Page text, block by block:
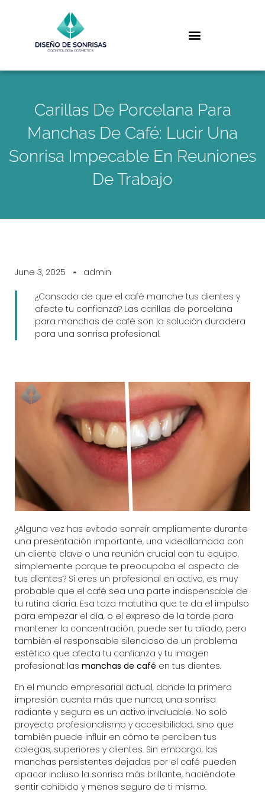
Carillas De Porcelana Para
Manchas De Café: Lucir Una
Sonrisa Impecable En Reuniones
De Trabajo
June 3, 2025 admin
¿Cansado de que el café manche tus dientes y
afecte tu confianza? Las carillas de porcelana
para manchas de café son la solución duradera
para una sonrisa profesional.
¿Alguna vez has evitado sonreír ampliamente durante
una presentación importante, una videollamada con
un cliente clave o una reunión crucial con tu equipo,
simplemente porque te preocupaba el aspecto de
tus dientes? Si eres un profesional en activo, es muy
probable que el café sea una parte indispensable de
tu rutina diaria. Esa taza matutina que te da el impulso
para empezar el día, o el expreso de la tarde para
mantener la concentración, puede ser tu aliado, pero
también el responsable silencioso de un problema
estético que afecta tu confianza y tu imagen
profesional: las manchas de café en tus dientes.
En el mundo empresarial actual, donde la primera
impresión cuenta más que nunca, una sonrisa
radiante y segura es un activo invaluable. No solo
proyecta profesionalismo y accesibilidad, sino que
también puede influir en cómo te perciben tus
colegas, superiores y clientes. Sin embargo, las
manchas persistentes dejadas por el café pueden
opacar incluso la sonrisa más brillante, haciéndote
sentir cohibido y menos seguro de ti mismo.